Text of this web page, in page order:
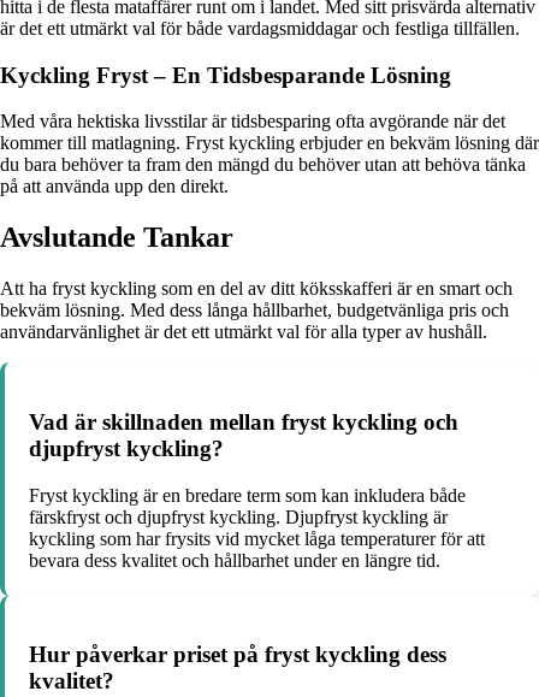
hitta i de flesta mataffärer runt om i landet. Med sitt prisvärda alternativ
är det ett utmärkt val för både vardagsmiddagar och festliga tillfällen.
Kyckling Fryst – En Tidsbesparande Lösning
Med våra hektiska livsstilar är tidsbesparing ofta avgörande när det
kommer till matlagning. Fryst kyckling erbjuder en bekväm lösning där
du bara behöver ta fram den mängd du behöver utan att behöva tänka
på att använda upp den direkt.
Avslutande Tankar
Att ha fryst kyckling som en del av ditt köksskafferi är en smart och
bekväm lösning. Med dess långa hållbarhet, budgetvänliga pris och
användarvänlighet är det ett utmärkt val för alla typer av hushåll.
Vad är skillnaden mellan fryst kyckling och
djupfryst kyckling?
Fryst kyckling är en bredare term som kan inkludera både
färskfryst och djupfryst kyckling. Djupfryst kyckling är
kyckling som har frysits vid mycket låga temperaturer för att
bevara dess kvalitet och hållbarhet under en längre tid.
Hur påverkar priset på fryst kyckling dess
kvalitet?